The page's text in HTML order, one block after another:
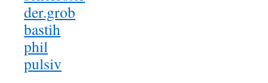
der.grob
bastih
phil
pulsiv